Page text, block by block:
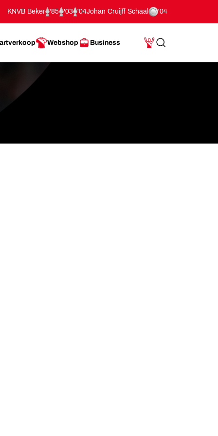
KNVB Beker '85 '03 '04Johan Cruijff Schaal '04
Webshop Business
Mijn Account
Search